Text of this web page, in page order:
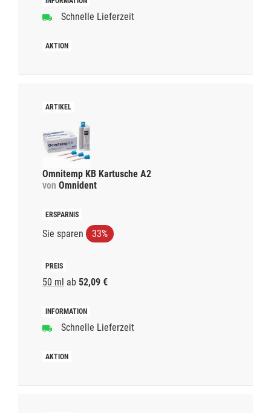
Schnelle Lieferzeit
Omnitemp KB Kartusche A2
von Omnident
Sie sparen 33%
50 ml ab 52,09 €
Schnelle Lieferzeit